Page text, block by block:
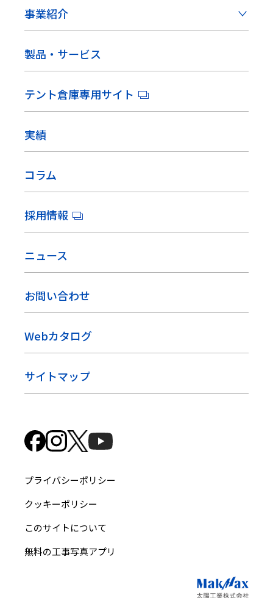
事業紹介
製品・サービス
テント倉庫専用サイト
実績
コラム
採用情報
ニュース
お問い合わせ
Webカタログ
サイトマップ
プライバシーポリシー
クッキーポリシー
このサイトについて
無料の工事写真アプリ